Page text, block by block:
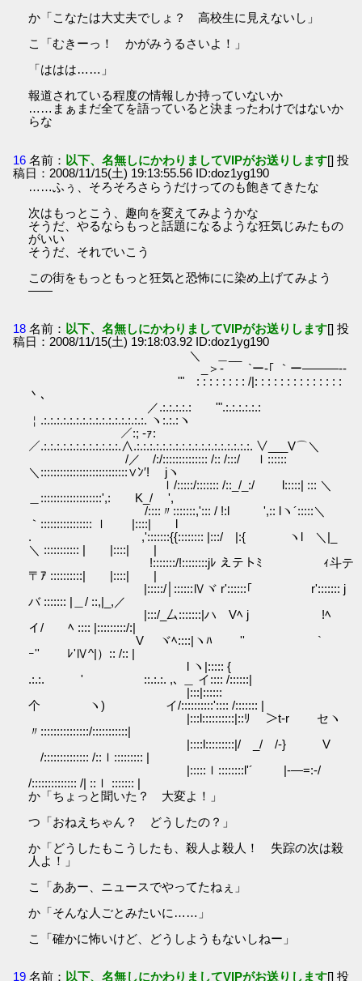
か「こなたは大丈夫でしょ？ 高校生に見えないし」
こ「むきーっ！ かがみうるさいよ！」
「ははは……」
報道されている程度の情報しか持っていないか
……まぁまだ全てを語っていると決まったわけではないか
らな
16 名前： 以下、名無しにかわりましてVIPがお送りします[] 投
稿日：2008/11/15(土) 19:13:55.56 ID:doz1yg190
……ふぅ、そろそろさらうだけってのも飽きてきたな
次はもっとこう、趣向を変えてみようかな
そうだ、やるならもっと話題になるような狂気じみたもの
がいい
そうだ、それでいこう
この街をもっともっと狂気と恐怖にに染め上げてみよう
――
18 名前： 以下、名無しにかわりましてVIPがお送りします[] 投
稿日：2008/11/15(土) 19:18:03.92 ID:doz1yg190
＼ ＿__
_＞‐ `ー‐｢ ｀ー―――‐-
'" : : : : : : : : /|: : : : : : : : : : : : : :
丶､
／.:.:.:.:.: '".:.:.:.:.:.:
￤.:.:.:.:.:.:.:.:.:.:.:.:.:.:.:.:. ヽ:.:.:ヽ
／:; -ｧ:
／.:.:.:.:.:.:.:.:.:.:.:.:.∧.:.:.:.:.:.:.:.:.:.:.:.:.:.:.:.:.:.:. ∨___V⌒＼
/／ /:/:::::::::::::: /:: /:::/ ｌ::::::
＼:::::::::::::::::::::::::::∨ﾝ′! jヽ
ｌ/:::::/::::::: /::_/_:/ l:::::| ::: ＼
＿:::::::::::::::::::',: K_/ ',
/::::〃:::::::,'::: / !:l ',:: lヽ´:::::＼
｀:::::::::::::::: ｌ |::::| l
. ,':::::::{{:::::::: |:::/ |:{ ヽl ＼|_
＼ ::::::::::: | |::::| |
!:::::::/!::::::::jﾚ えテトﾐ ｨ斗テ
〒ｱ ::::::::::| |::::| |
|:::::/│::::::Ⅳヾ r'::::::｢ r'::::::: j
バ ::::::: |＿/ ::,|_,／
|:::/_厶:::::::|ハ Vﾍ j !ﾍ
イ/ ﾍ :::: |:::::::::/:|
V ヾﾍ::::|ヽﾊ ゞ '' `
ｰ'' ﾚ'Ⅳ^|）:: /:: |
l ヽ|::::: {
.:.:. ' ::.:.:. ,､ ＿ イ:::: /::::::|
|:::|::::::
个 ヽ) イ/::::::::::':::: /::::::: |
|:::l::::::::::|::ﾘ ＞t-r セヽ
〃:::::::::::::::/:::::::::::|
|::::l:::::::::|/ _/ /-} V
/:::::::::::::: /::ｌ::::::::: |
|:::::ｌ::::::::l'´ |-―=:-/
/:::::::::::::: /| ::ｌ ::::::: |
か「ちょっと聞いた？ 大変よ！」
つ「おねえちゃん？ どうしたの？」
か「どうしたもこうしたも、殺人よ殺人！ 失踪の次は殺
人よ！」
こ「ああー、ニュースでやってたねぇ」
か「そんな人ごとみたいに……」
こ「確かに怖いけど、どうしようもないしねー」
19 名前： 以下、名無しにかわりましてVIPがお送りします[] 投